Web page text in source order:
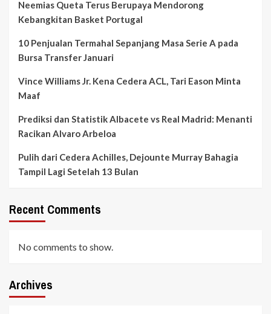
Neemias Queta Terus Berupaya Mendorong
Kebangkitan Basket Portugal
10 Penjualan Termahal Sepanjang Masa Serie A pada
Bursa Transfer Januari
Vince Williams Jr. Kena Cedera ACL, Tari Eason Minta
Maaf
Prediksi dan Statistik Albacete vs Real Madrid: Menanti
Racikan Alvaro Arbeloa
Pulih dari Cedera Achilles, Dejounte Murray Bahagia
Tampil Lagi Setelah 13 Bulan
Recent Comments
No comments to show.
Archives